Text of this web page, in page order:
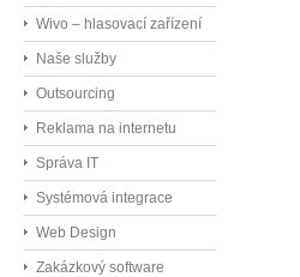
Wivo – hlasovací zařízení
Naše služby
Outsourcing
Reklama na internetu
Správa IT
Systémová integrace
Web Design
Zakázkový software